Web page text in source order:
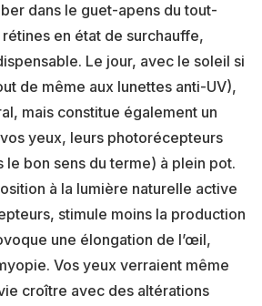
dans le guet-apens du tout-
en état de surchauffe,
Le jour, avec le soleil si
de même aux lunettes anti-UV),
mais constitue également un
yeux, leurs photorécepteurs
le bon sens du terme) à plein pot.
à la lumière naturelle active
stimule moins la production
une élongation de l’œil,
Vos yeux verraient même
croître avec des altérations